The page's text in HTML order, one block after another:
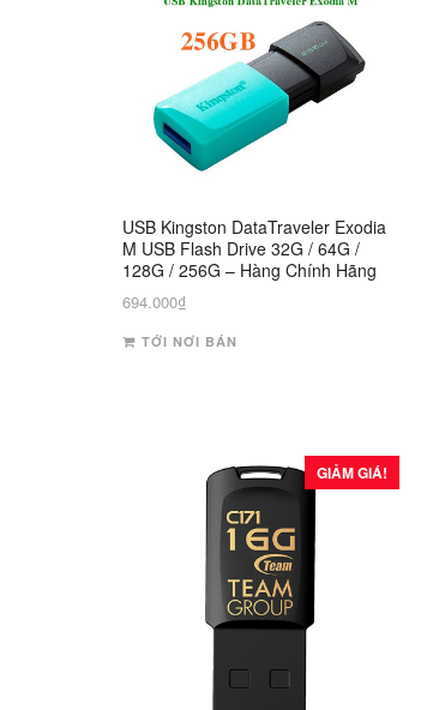
USB Kingston DataTraveler Exodia
M USB Flash Drive 32G / 64G /
128G / 256G – Hàng Chính Hãng
694.000₫
TỚI NƠI BÁN
GIẢM GIÁ!